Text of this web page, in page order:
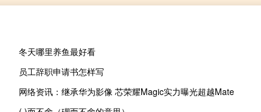
冬天哪里养鱼最好看
员工辞职申请书怎样写
网络资讯：继承华为影像 芯荣耀Magic实力曝光超越Mate